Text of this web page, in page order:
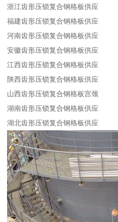
浙江齿形压锁复合钢格板供应
福建齿形压锁复合钢格板供应
河南齿形压锁复合钢格板供应
安徽齿形压锁复合钢格板供应
江西齿形压锁复合钢格板供应
陕西齿形压锁复合钢格板供应
山西齿形压锁复合钢格板宫颈
湖南齿形压锁复合钢格板供应
湖北齿形压锁复合钢格板供应